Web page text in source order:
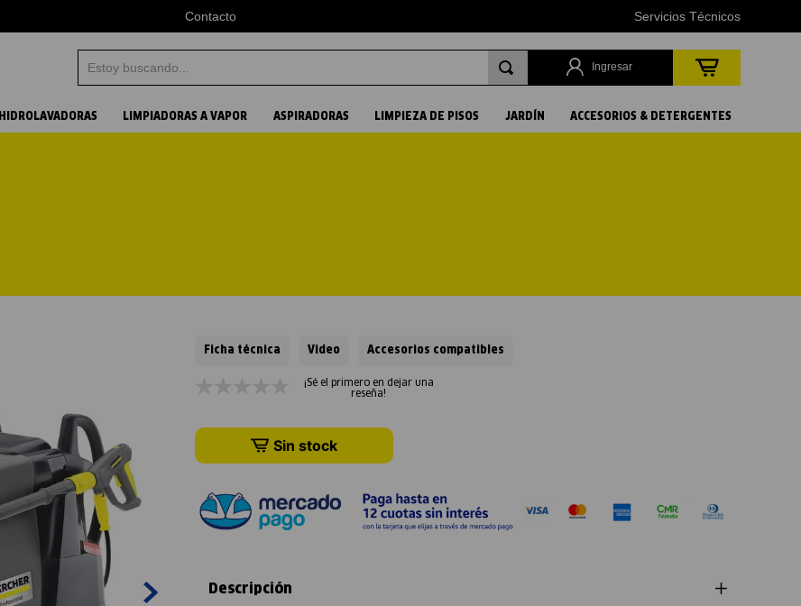
Contacto Servicios Técnicos
Ingresar
HIDROLAVADORAS LIMPIADORAS A VAPOR ASPIRADORAS LIMPIEZA DE PISOS JARDÍN ACCESORIOS & DETERGENTES
Ficha técnica Video Accesorios compatibles
¡Sé el primero en dejar una
reseña!
Sin stock
Descripción
Términos más buscados